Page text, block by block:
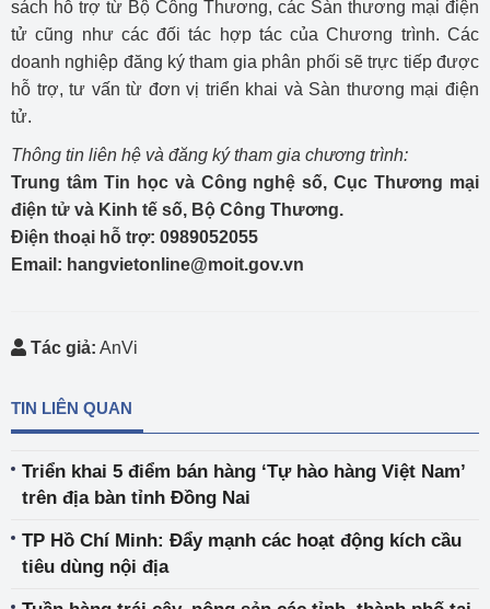
sách hỗ trợ từ Bộ Công Thương, các Sàn thương mại điện
tử cũng như các đối tác hợp tác của Chương trình. Các
doanh nghiệp đăng ký tham gia phân phối sẽ trực tiếp được
hỗ trợ, tư vấn từ đơn vị triển khai và Sàn thương mại điện
tử.
Thông tin liên hệ và đăng ký tham gia chương trình:
Trung tâm Tin học và Công nghệ số, Cục Thương mại
điện tử và Kinh tế số, Bộ Công Thương.
Điện thoại hỗ trợ: 0989052055
Email: hangvietonline@moit.gov.vn
Tác giả: AnVi
TIN LIÊN QUAN
Triển khai 5 điểm bán hàng ‘Tự hào hàng Việt Nam’
trên địa bàn tỉnh Đồng Nai
TP Hồ Chí Minh: Đẩy mạnh các hoạt động kích cầu
tiêu dùng nội địa